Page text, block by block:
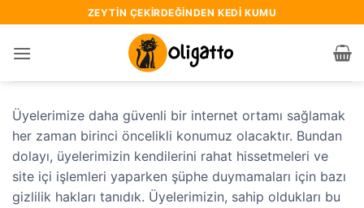
atla
ZEYTIN ÇEKIRDEĞINDEN KEDI KUMU
Üyelerimize daha güvenli bir internet ortamı sağlamak
her zaman birinci öncelikli konumuz olacaktır. Bundan
dolayı, üyelerimizin kendilerini rahat hissetmeleri ve
site içi işlemleri yaparken şüphe duymamaları için bazı
gizlilik hakları tanıdık. Üyelerimizin, sahip oldukları bu